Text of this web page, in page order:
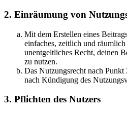
2. Einräumung von
Mit dem Erstellen eines
einfaches, zeitlich und räumlich
unentgeltliches Recht, deinen
zu nutzen.
Das Nutzungsrecht nach
nach Kündigung des
3. Pflichten des Nutzers